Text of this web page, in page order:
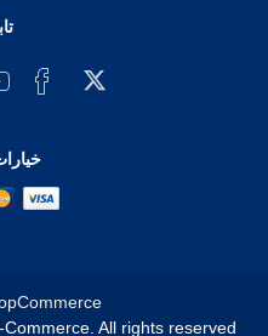
All rights reserved.